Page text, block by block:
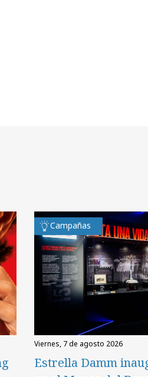
Campañas
viernes, 7 de agosto 2026
Estrella Damm